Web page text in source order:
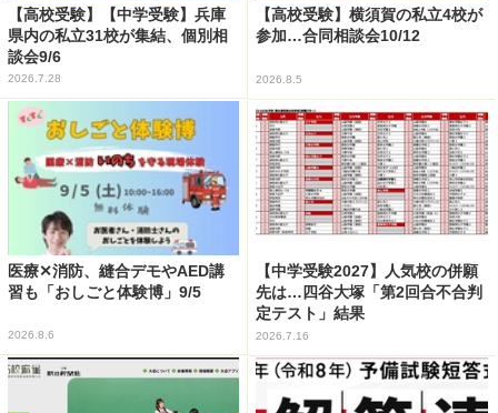
【高校受験】【中学受験】兵庫
県内の私立31校が集結、個別相
談会9/6
2026.7.28
【高校受験】横須賀の私立4校が
参加…合同相談会10/12
2026.8.5
医療✕消防、縫合デモやAED講
習も「おしごと体験博」9/5
2026.8.6
【中学受験2027】人気校の併願
先は…四谷大塚「第2回合不合判
定テスト」結果
2026.7.16